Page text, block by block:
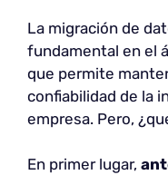
La migración de
fundamental en el
que permite
confiabilidad de la
empresa. Pero,
En primer lugar,